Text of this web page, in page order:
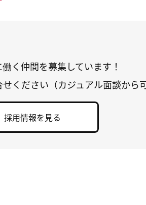
く仲間を募集しています！
ください（カジュアル面談から
採用情報を見る